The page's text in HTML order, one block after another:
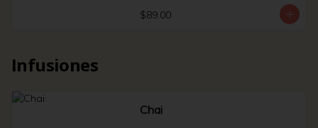
$89.00
Infusiones
Chai